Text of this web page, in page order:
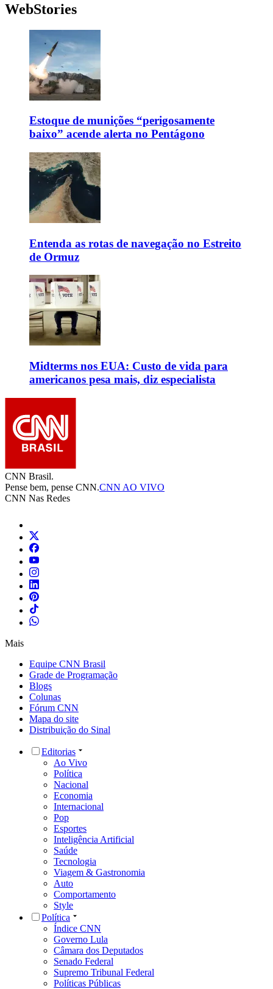
WebStories
Estoque de munições “perigosamente
baixo” acende alerta no Pentágono
Entenda as rotas de navegação no Estreito
de Ormuz
Midterms nos EUA: Custo de vida para
americanos pesa mais, diz especialista
CNN Brasil.
Pense bem, pense CNN.CNN AO VIVO
CNN Nas Redes
Mais
Equipe CNN Brasil
Grade de Programação
Blogs
Colunas
Fórum CNN
Mapa do site
Distribuição do Sinal
Editorias
Ao Vivo
Política
Nacional
Economia
Internacional
Pop
Esportes
Inteligência Artificial
Saúde
Tecnologia
Viagem & Gastronomia
Auto
Comportamento
Style
Política
Índice CNN
Governo Lula
Câmara dos Deputados
Senado Federal
Supremo Tribunal Federal
Políticas Públicas